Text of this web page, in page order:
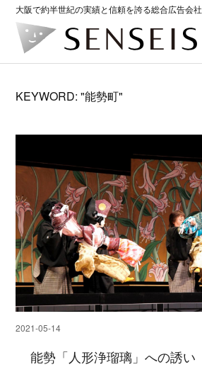
大阪で約半世紀の実績と信頼を誇る総合広告会社
KEYWORD: "能勢町"
2021-05-14
能勢「人形浄瑠璃」への誘い